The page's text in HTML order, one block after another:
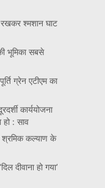
श्मशान घाट
भूमिका सबसे
ग्रेन एटीएम का
कार्ययोजना
हो : साव
श्रमिक कल्याण के
दीवाना हो गया’